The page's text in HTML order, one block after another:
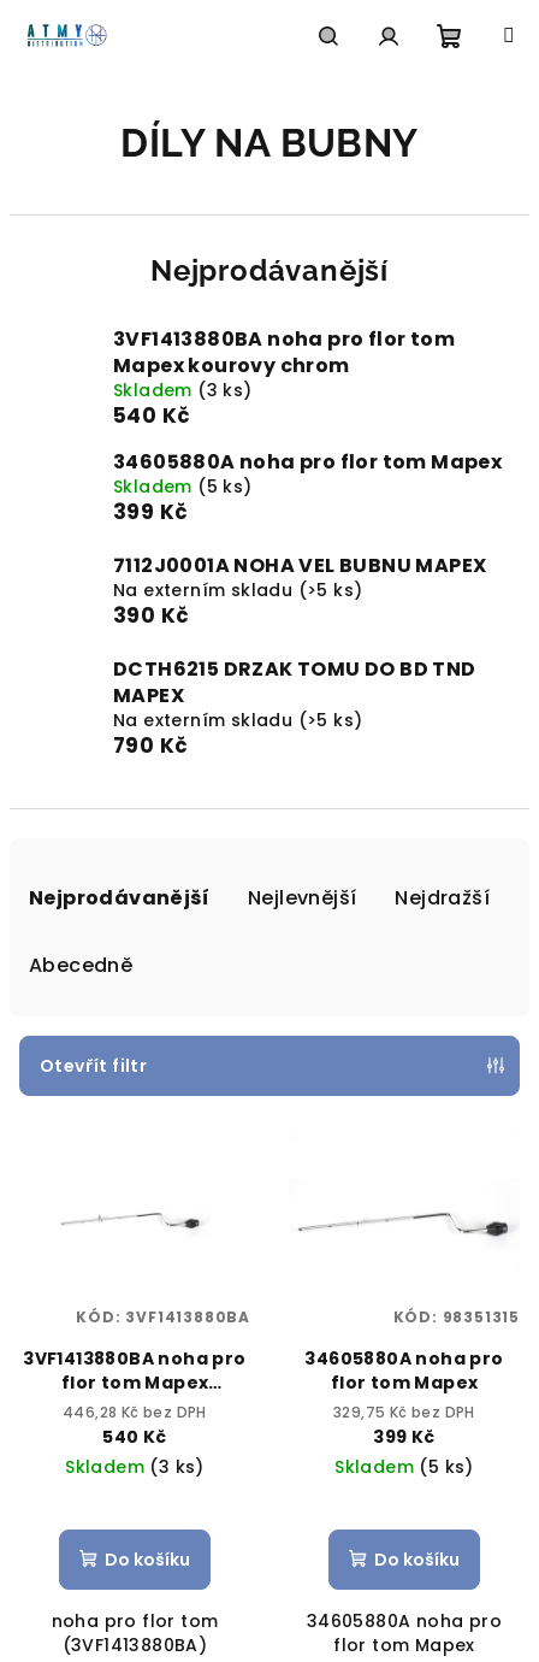
DÍLY NA BUBNY
Nejprodávanější
3VF1413880BA noha pro flor tom
Mapex kourovy chrom
Skladem (3 ks)
540 Kč
34605880A noha pro flor tom Mapex
Skladem (5 ks)
399 Kč
7112J0001A NOHA VEL BUBNU MAPEX
Na externím skladu (>5 ks)
390 Kč
DCTH6215 DRZAK TOMU DO BD TND
MAPEX
Na externím skladu (>5 ks)
790 Kč
r
Nejprodávanější Nejlevnější Nejdražší
Abecedně
Otevřít filtr
o3VF1413880BA noha pro
flor tom Mapex
kourovy chrom
446,28 Kč bez DPH
540 Kč
Skladem (3 ks)
Do košíku
noha pro flor tom
(3VF1413880BA)
KÓD: 3VF1413880BA
34605880A noha pro
flor tom Mapex
329,75 Kč bez DPH
399 Kč
Skladem (5 ks)
Do košíku
34605880A noha pro
flor tom Mapex
KÓD: 98351315